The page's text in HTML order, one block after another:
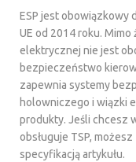
ESP jest obowiązkowy
UE od 2014 roku.
elektrycznej nie jest
bezpieczeństwo
zapewnia systemy
holowniczego i wiązki
produkty. Jeśli chcesz
obsługuje TSP,
specyfikacją artykułu.